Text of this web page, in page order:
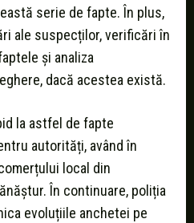
serie de fapte. În plus,
ale suspecților, verificări în
și analiza
dacă acestea există.
la astfel de fapte
autorități, având în
local din
În continuare, poliția
evoluțiile anchetei pe